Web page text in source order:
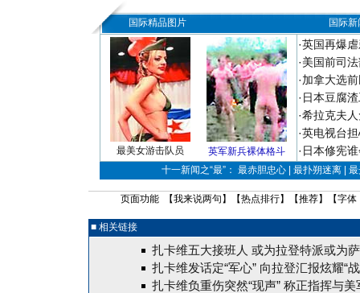
国际精品图片 国际
最美女游击队员 英军新兵裸体格斗
·英国再爆
·美国前司
·加拿大选
· 日本豆腐
·希拉克夫
·英电视台
· 日本修宪
十一新闻之“最”： 最赤胆忠心 | 最扑朔迷离 |
页面功能 【我来说两句 】【热点排行】【推荐】【字体
■ 相关链接
扎卡维五大接班人 或为拉登特派或为
扎卡维发话定“军心” 向拉登汇报炫耀“
扎卡维负重伤突然“现声” 称正指挥与美